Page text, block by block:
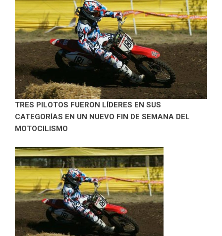
TRES PILOTOS FUERON LÍDERES EN SUS
CATEGORÍAS EN UN NUEVO FIN DE SEMANA DEL
MOTOCILISMO